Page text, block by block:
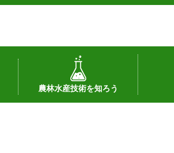
農林水産技術を知ろう
センターの話題
私の試験研究
試験研究課題
第6期中期業務計画
オンライン研究報告
刊行物
知的財産に関する相談窓口